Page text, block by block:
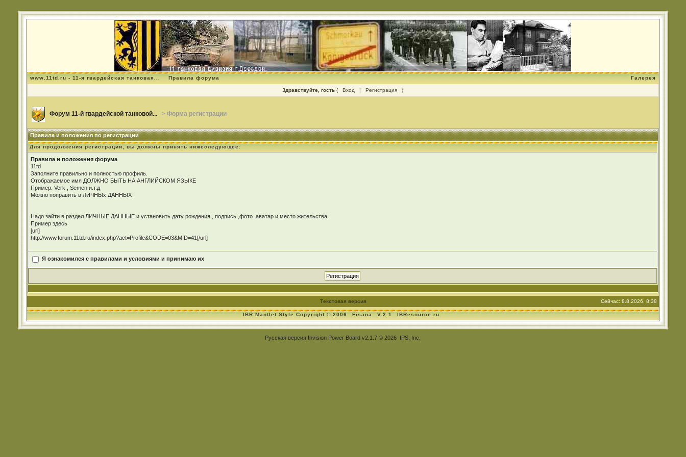
www.11td.ru - 11-я гвардейская танковая... Правила форума Галерея
Здравствуйте, гость ( Вход | Регистрация )
Форум 11-й гвардейской танковой... > Форма регистрации
Правила и положения по регистрации
Для продолжения регистрации, вы должны принять нижеследующее:
Правила и положения форума
11td
Заполните правильно и полностью профиль.
Отображаемое имя ДОЛЖНО БЫТЬ НА АНГЛИЙСКОМ ЯЗЫКЕ
Пример: Verk , Semen и.т.д
Можно поправить в ЛИЧНЫх ДАННЫХ
Надо зайти в раздел ЛИЧНЫЕ ДАННЫЕ и установить дату рождения , подпись ,фото ,аватар и место жительства.
Пример здесь
[url]
http://www.forum.11td.ru/index.php?act=Profile&CODE=03&MID=41[/url]
Я ознакомился с правилами и условиями и принимаю их
Текстовая версия Сейчас: 8.8.2026, 8:38
IBR Mantlet Style Copyright © 2006 Fisana V.2.1 IBResource.ru
Русская версия Invision Power Board v2.1.7 © 2026 IPS, Inc.